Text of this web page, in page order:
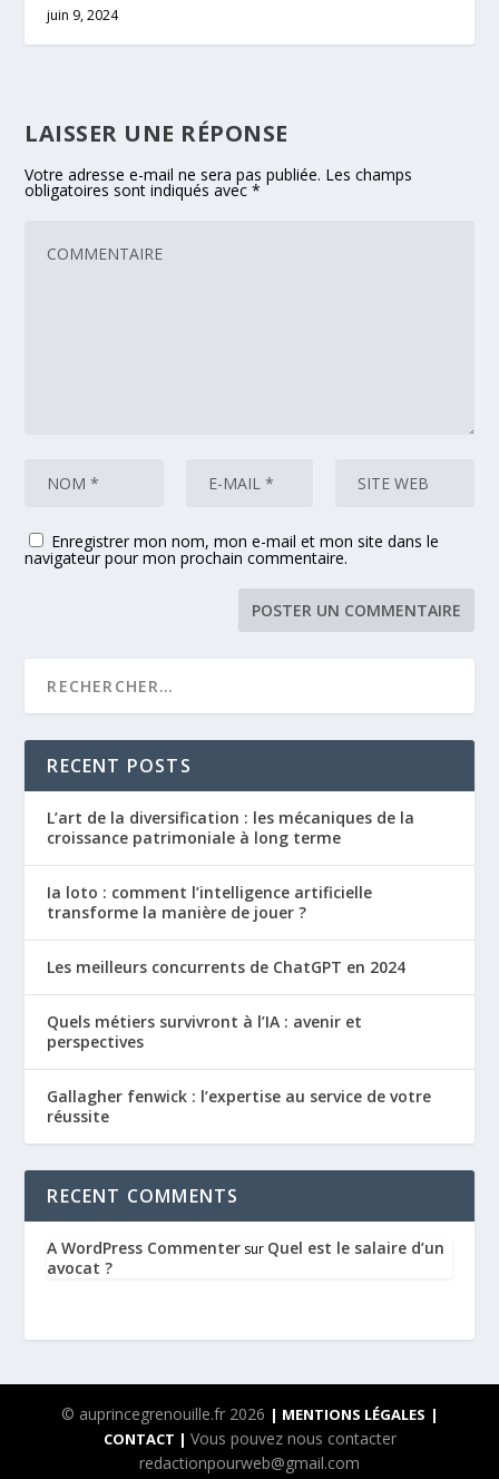
juin 9, 2024
LAISSER UNE RÉPONSE
Votre adresse e-mail ne sera pas publiée. Les champs
obligatoires sont indiqués avec*
Enregistrer mon nom, mon e-mail et mon site dans le
navigateur pour mon prochain commentaire.
RECENT POSTS
L’art de la diversification : les mécaniques de la
croissance patrimoniale à long terme
Ia loto : comment l’intelligence artificielle
transforme la manière de jouer ?
Les meilleurs concurrents de ChatGPT en 2024
Quels métiers survivront à l’IA : avenir et
perspectives
Gallagher fenwick : l’expertise au service de votre
réussite
RECENT COMMENTS
A WordPress Commenter sur Quel est le salaire d’un
avocat ?
© auprincegrenouille.fr 2026 | MENTIONS LÉGALES |
CONTACT | Vous pouvez nous contacter
redactionpourweb@gmail.com